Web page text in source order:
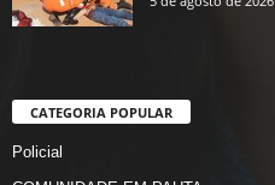
CATEGORIA POPULAR
Policial